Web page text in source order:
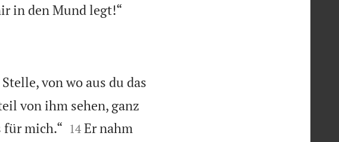
in den Mund legt!“
von wo aus du das
von ihm sehen, ganz
für mich.“
14 Er nahm